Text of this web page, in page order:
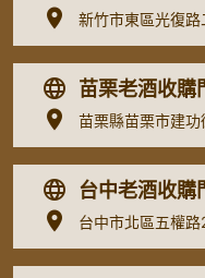
新竹市東區光復
苗栗老酒收購
苗栗縣苗栗市建
台中老酒收購
台中市北區五權